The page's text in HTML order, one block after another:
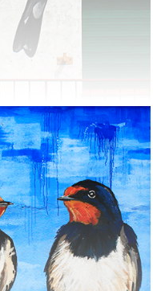
Inici
Mapa
Murals
El Projecte